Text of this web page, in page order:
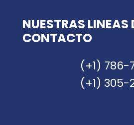
NUESTRAS LINEAS
CONTACTO
(+1) 786-
(+1) 305-